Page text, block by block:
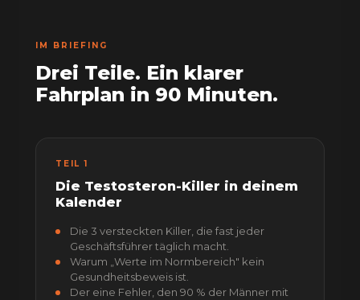
IM BRIEFING
Drei Teile. Ein klarer
Fahrplan in 90 Minuten.
TEIL 1
Die Testosteron-Killer in deinem
Kalender
Die 3 versteckten Killer, die fast jeder
Geschäftsführer täglich macht.
Warum „Werte im Normbereich" kein
Gesundheitsbeweis ist.
Der eine Fehler, den 90 % der Männer mit